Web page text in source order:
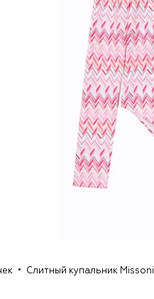
Слитный купальник Missoni